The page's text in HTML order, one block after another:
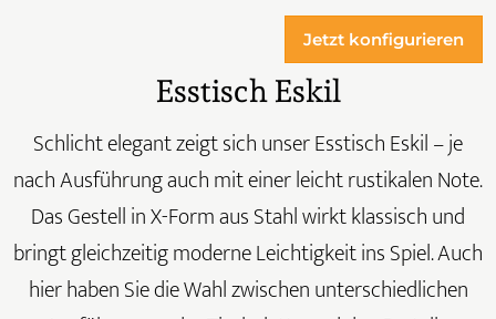
Jetzt konfigurieren
Esstisch Eskil
Schlicht elegant zeigt sich unser Esstisch Eskil – je
nach Ausführung auch mit einer leicht rustikalen Note.
Das Gestell in X-Form aus Stahl wirkt klassisch und
bringt gleichzeitig moderne Leichtigkeit ins Spiel. Auch
hier haben Sie die Wahl zwischen unterschiedlichen